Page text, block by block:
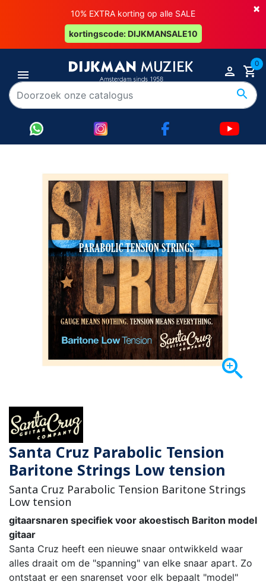
×
10% EXTRA korting op alle SALE
kortingscode: DIJKMANSALE10
0

Santa Cruz Parabolic Tension
Baritone Strings Low tension
Santa Cruz Parabolic Tension Baritone Strings
Low tension
gitaarsnaren specifiek voor akoestisch Bariton model
gitaar
Santa Cruz heeft een nieuwe snaar ontwikkeld waar
alles draait om de "spanning" van elke snaar apart. Zo
ontstaat er een snarenset voor elk bepaalt "model"